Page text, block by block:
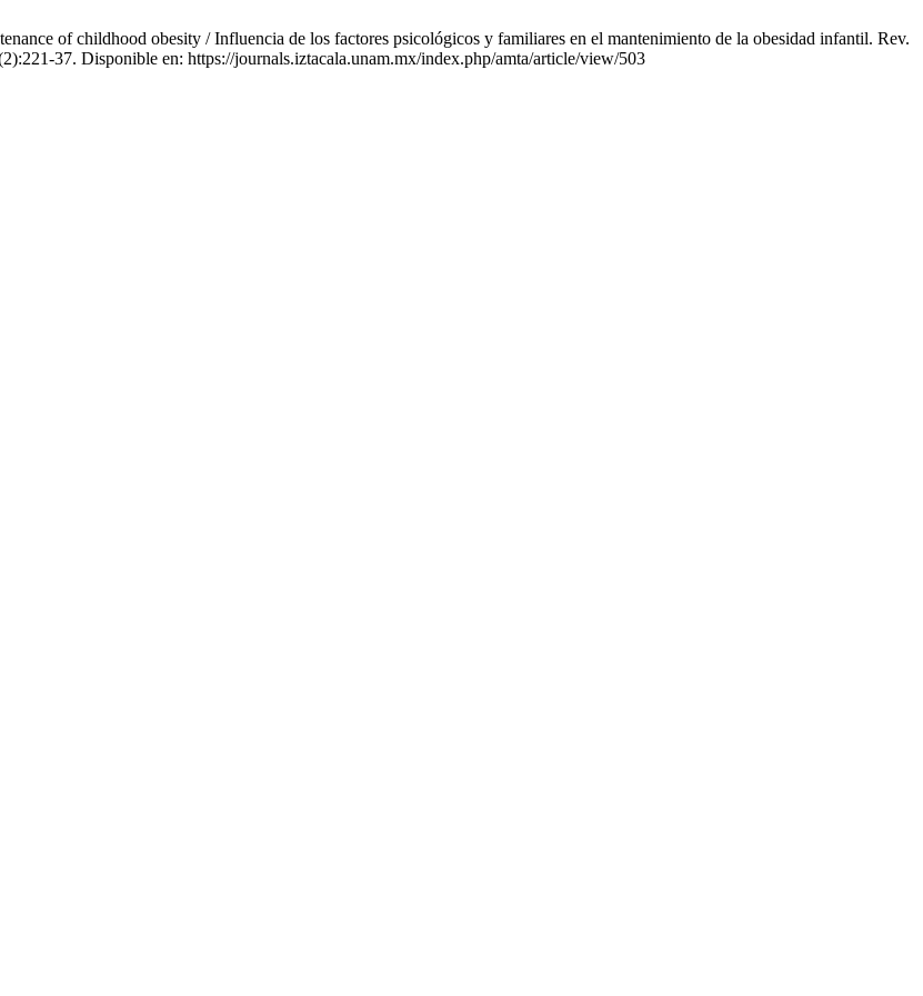
of childhood obesity / Influencia de los factores psicológicos y familiares en el mantenimiento de la obesidad infantil. Rev.
37. Disponible en: https://journals.iztacala.unam.mx/index.php/amta/article/view/503